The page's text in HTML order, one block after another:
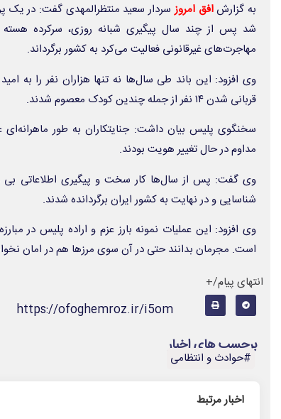
به گزارشافق امروزسردار سعید منتظرالمهدی گفت: در یک
شد پس از چند سال پیگیری شبانه روزی، سرکرده
مهاجرت‌های غیرقانونی فعالیت می‌کرد به کشور برگرداند.
وی افزود: این باند طی سال‌ها نه تنها هزاران نفر را به
قربانی شدن ۱۴ نفر از جمله چندین کودک معصوم شدند.
سخنگوی پلیس بیان داشت: جنایتکاران به طور
مداوم در حال تغییر هویت بودند.
وی گفت: پس از سال‌ها کار سخت و پیگیری اطلاعاتی بی
شناسایی و در نهایت به کشور ایران برگردانده شدند.
وی افزود: این عملیات نمونه بارز عزم و اراده پلیس در
است. مجرمان بدانند حتی در آن سوی مرزها هم در امان
انتهای پیام/+
https://ofoghemroz.ir/i5om
برچسب های اخبار
#حوادث و انتظامی
اخبار مرتبط